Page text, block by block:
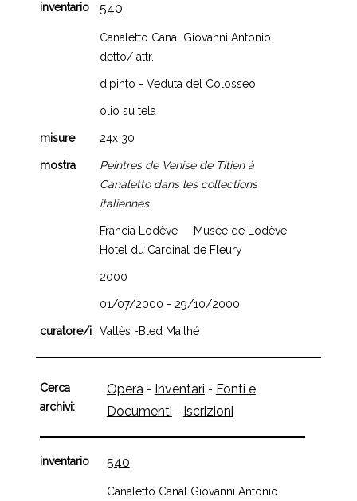
inventario 540
Canaletto Canal Giovanni Antonio
detto/ attr.
dipinto - Veduta del Colosseo
olio su tela
misure 24x 30
mostra
Peintres de Venise de Titien à
Canaletto dans les collections
italiennes
Francia Lodève Musèe de Lodève
Hotel du Cardinal de Fleury
2000
01/07/2000 - 29/10/2000
curatore/i Vallès -Bled Maithé
Cerca
archivi:
Opera - Inventari - Fonti e
Documenti - Iscrizioni
inventario 540
Canaletto Canal Giovanni Antonio